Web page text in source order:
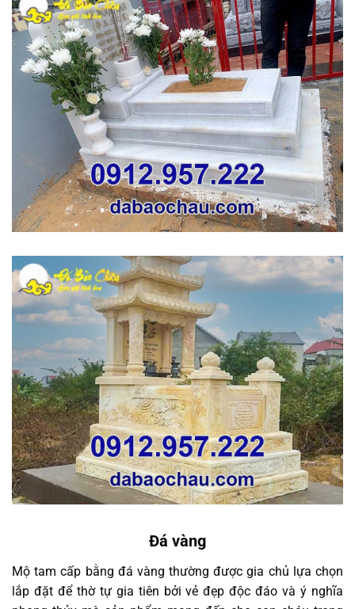
Đá vàng
Mộ tam cấp bằng đá vàng thường được gia chủ lựa chọn
lắp đặt để thờ tự gia tiên bởi vẻ đẹp độc đáo và ý nghĩa